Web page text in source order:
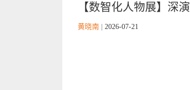
【数智化人物展】深演
黄晓南 2026-07-21